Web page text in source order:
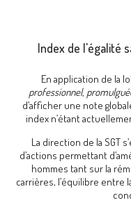
Index de l'égalité
En application de la loi
professionnel,
d’afficher une note
index n’étant
La direction de la SGT
d’actions permettant
hommes tant sur la
carrières, l’équilibre entre